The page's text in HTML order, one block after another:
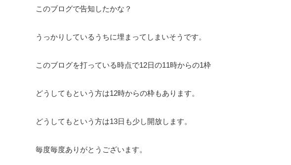
このブログで告知したかな？
うっかりしているうちに埋まってしまいそうです。
このブログを打っている時点で12日の11時からの1枠
どうしてもという方は12時からの枠もあります。
どうしてもという方は13日も少し開放します。
毎度毎度ありがとうございます。